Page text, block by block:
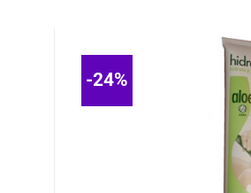
-24%